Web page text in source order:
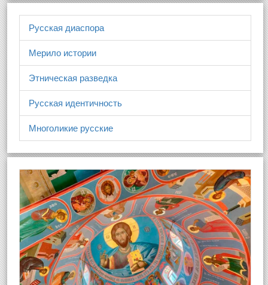
Русская диаспора
Мерило истории
Этническая разведка
Русская идентичность
Многоликие русские